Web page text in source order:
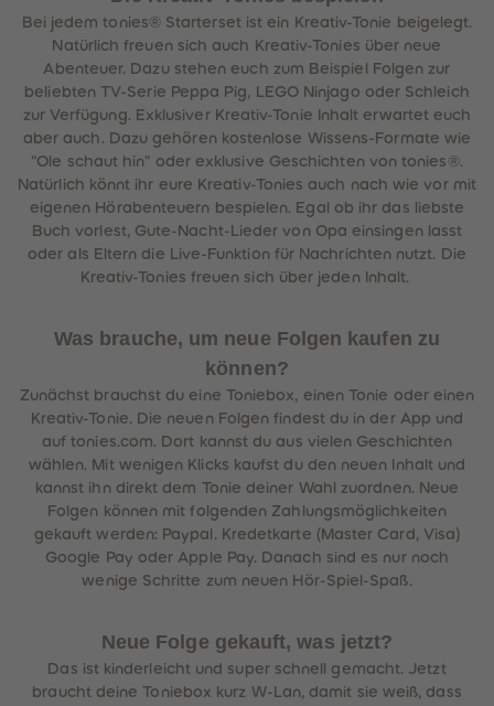
Bei jedem tonies® Starterset ist ein Kreativ-Tonie beigelegt.
Natürlich freuen sich auch Kreativ-Tonies über neue
Abenteuer. Dazu stehen euch zum Beispiel Folgen zur
beliebten TV-Serie Peppa Pig, LEGO Ninjago oder Schleich
zur Verfügung. Exklusiver Kreativ-Tonie Inhalt erwartet euch
aber auch. Dazu gehören kostenlose Wissens-Formate wie
"Ole schaut hin" oder exklusive Geschichten von tonies®.
Natürlich könnt ihr eure Kreativ-Tonies auch nach wie vor mit
eigenen Hörabenteuern bespielen. Egal ob ihr das liebste
Buch vorlest, Gute-Nacht-Lieder von Opa einsingen lasst
oder als Eltern die Live-Funktion für Nachrichten nutzt. Die
Kreativ-Tonies freuen sich über jeden Inhalt.
Was brauche, um neue Folgen kaufen zu
können?
Zunächst brauchst du eine Toniebox, einen Tonie oder einen
Kreativ-Tonie. Die neuen Folgen findest du in der App und
auf tonies.com. Dort kannst du aus vielen Geschichten
wählen. Mit wenigen Klicks kaufst du den neuen Inhalt und
kannst ihn direkt dem Tonie deiner Wahl zuordnen. Neue
Folgen können mit folgenden Zahlungsmöglichkeiten
gekauft werden: Paypal. Kredetkarte (Master Card, Visa)
Google Pay oder Apple Pay. Danach sind es nur noch
wenige Schritte zum neuen Hör-Spiel-Spaß.
Neue Folge gekauft, was jetzt?
Das ist kinderleicht und super schnell gemacht. Jetzt
braucht deine Toniebox kurz W-Lan, damit sie weiß, dass